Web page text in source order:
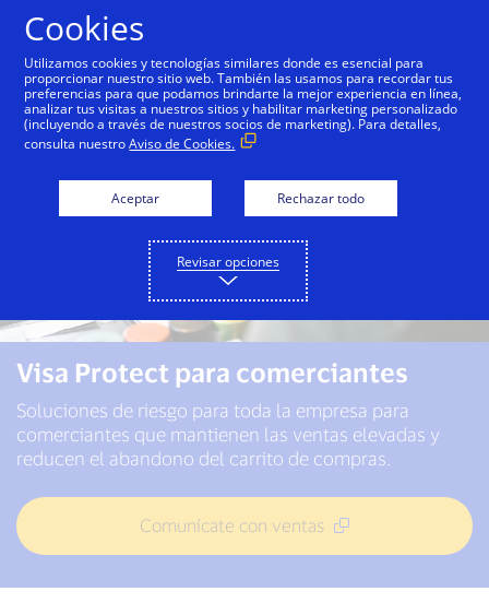
Visa Protect para comerciantes
Soluciones de riesgo para toda la empresa para
comerciantes que mantienen las ventas elevadas y
reducen el abandono del carrito de compras.
Comunícate con ventas
Cookies
Utilizamos cookies y tecnologías similares donde es esencial para
proporcionar nuestro sitio web. También las usamos para recordar tus
preferencias para que podamos brindarte la mejor experiencia en línea,
analizar tus visitas a nuestros sitios y habilitar marketing personalizado
(incluyendo a través de nuestros socios de marketing). Para detalles,
consulta nuestroAviso de Cookies.
Aceptar Rechazar todo
Revisar opciones